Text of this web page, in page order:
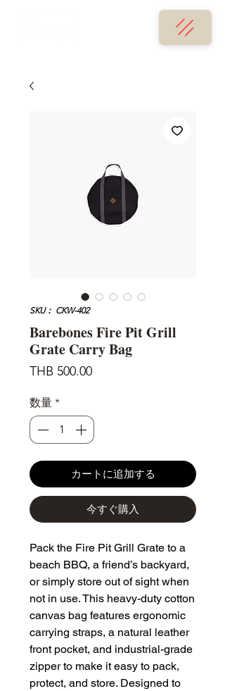
SKU： CKW-402
Barebones Fire Pit Grill
Grate Carry Bag
THB 500.00価
数量 *
カートに追加する
今すぐ購入
Pack the Fire Pit Grill Grate to a
beach BBQ, a friend’s backyard,
or simply store out of sight when
not in use. This heavy-duty cotton
canvas bag features ergonomic
carrying straps, a natural leather
front pocket, and industrial-grade
zipper to make it easy to pack,
protect, and store. Designed to